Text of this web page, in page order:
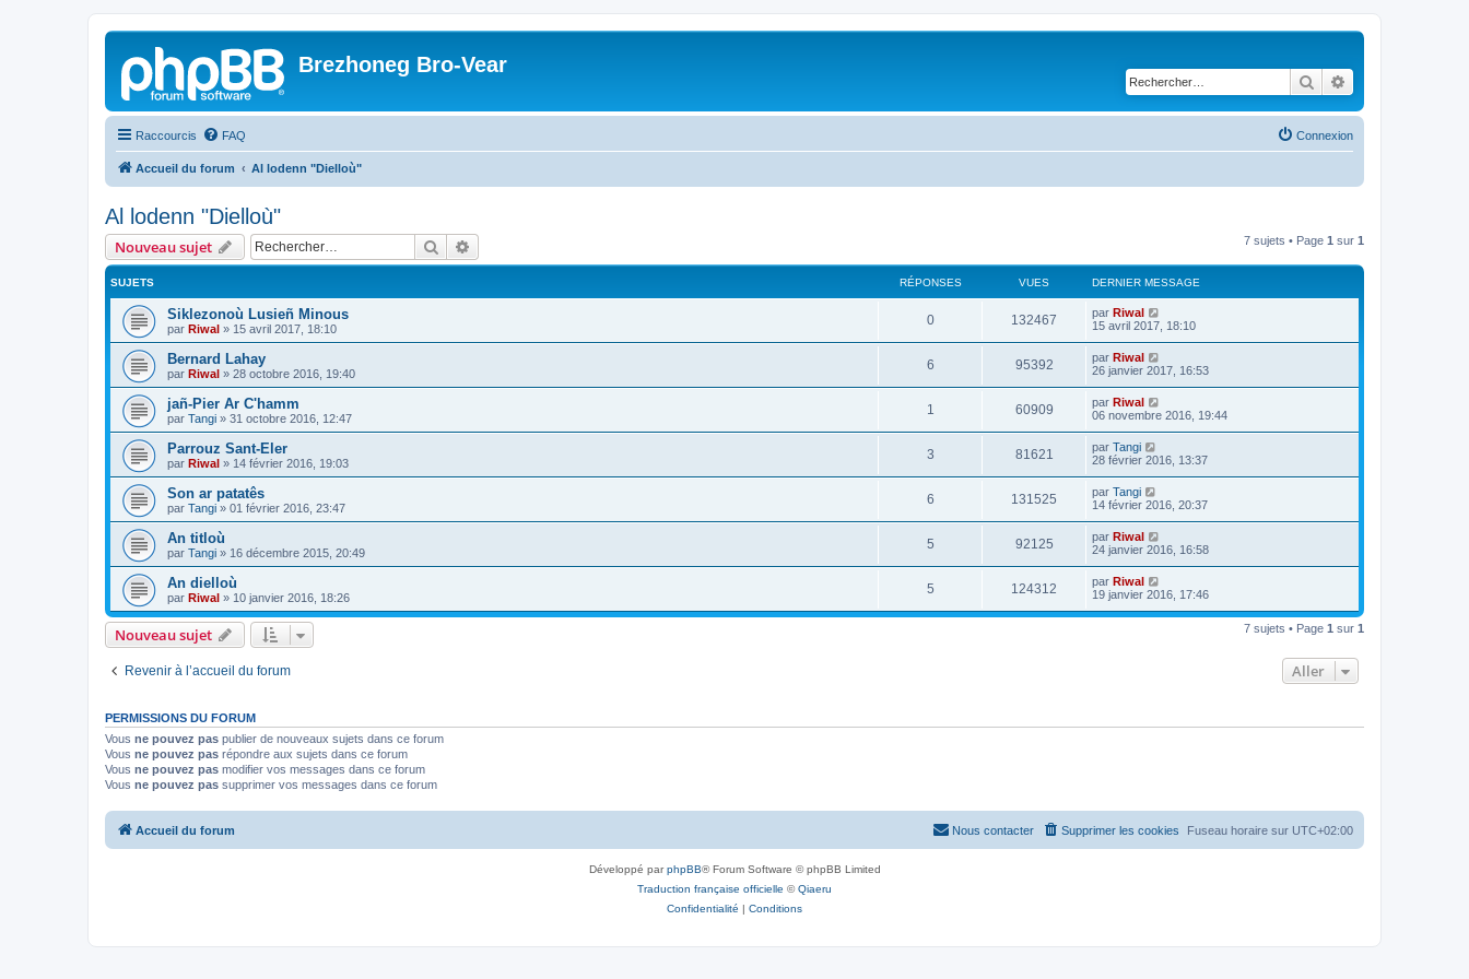
Brezhoneg Bro-Vear
Rechercher
Raccourcis FAQ Connexion
Accueil du forum Al lodenn "Dielloù"
Al lodenn "Dielloù"
Nouveau sujet Rechercher 7 sujets • Page 1 sur 1
SUJETS RÉPONSES VUES DERNIER MESSAGE
Siklezonoù Lusieñ Minous
par Riwal » 15 avril 2017, 18:10
0 132467 par Riwal
15 avril 2017, 18:10
Bernard Lahay
par Riwal » 28 octobre 2016, 19:40
6 95392 par Riwal
26 janvier 2017, 16:53
jañ-Pier Ar C'hamm
par Tangi » 31 octobre 2016, 12:47
1 60909 par Riwal
06 novembre 2016, 19:44
Parrouz Sant-Eler
par Riwal » 14 février 2016, 19:03
3 81621 par Tangi
28 février 2016, 13:37
Son ar patatês
par Tangi » 01 février 2016, 23:47
6 131525 par Tangi
14 février 2016, 20:37
An titloù
par Tangi » 16 décembre 2015, 20:49
5 92125 par Riwal
24 janvier 2016, 16:58
An dielloù
par Riwal » 10 janvier 2016, 18:26
5 124312 par Riwal
19 janvier 2016, 17:46
Nouveau sujet 7 sujets • Page 1 sur 1
Revenir à l’accueil du forum Aller
PERMISSIONS DU FORUM
Vous ne pouvez pas publier de nouveaux sujets dans ce forum
Vous ne pouvez pas répondre aux sujets dans ce forum
Vous ne pouvez pas modifier vos messages dans ce forum
Vous ne pouvez pas supprimer vos messages dans ce forum
Accueil du forum Fuseau horaire sur UTC+02:00
Supprimer les cookies
Nous contacter
Développé parphpBB® Forum Software © phpBB Limited
Traduction française officielle ©Qiaeru
Confidentialité | Conditions